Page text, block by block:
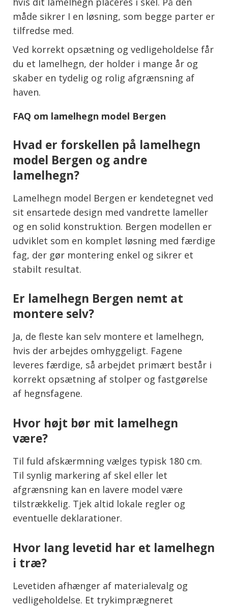
måde sikrer I en løsning, som begge parter er
tilfredse med.
Ved korrekt opsætning og vedligeholdelse får
du et lamelhegn, der holder i mange år og
skaber en tydelig og rolig afgrænsning af
haven.
FAQ om lamelhegn model Bergen
Hvad er forskellen på lamelhegn
model Bergen og andre
lamelhegn?
Lamelhegn model Bergen er kendetegnet ved
sit ensartede design med vandrette lameller
og en solid konstruktion. Bergen modellen er
udviklet som en komplet løsning med færdige
fag, der gør montering enkel og sikrer et
stabilt resultat.
Er lamelhegn Bergen nemt at
montere selv?
Ja, de fleste kan selv montere et lamelhegn,
hvis der arbejdes omhyggeligt. Fagene
leveres færdige, så arbejdet primært består i
korrekt opsætning af stolper og fastgørelse
af hegnsfagene.
Hvor højt bør mit lamelhegn
være?
Til fuld afskærmning vælges typisk 180 cm.
Til synlig markering af skel eller let
afgrænsning kan en lavere model være
tilstrækkelig. Tjek altid lokale regler og
eventuelle deklarationer.
Hvor lang levetid har et lamelhegn
i træ?
Levetiden afhænger af materialevalg og
vedligeholdelse. Et trykimprægneret